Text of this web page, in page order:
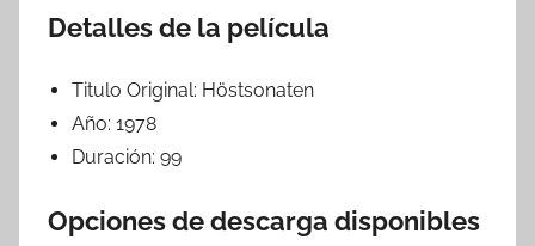
Detalles de la película
Titulo Original: Höstsonaten
Año: 1978
Duración: 99
Opciones de descarga disponibles